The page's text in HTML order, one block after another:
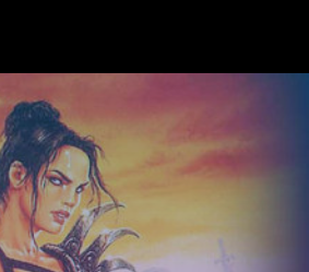
CÓMICS
MANGA